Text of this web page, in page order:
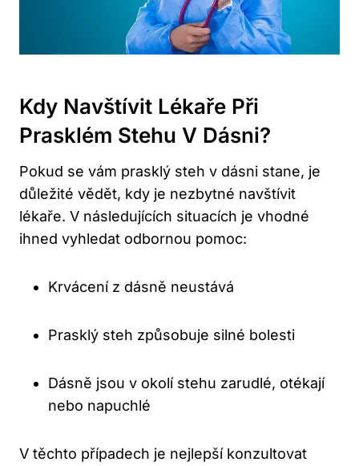
Kdy Navštívit Lékaře Při
Prasklém Stehu V Dásni?
Pokud se vám prasklý steh v dásni stane, je
důležité vědět, kdy je nezbytné navštívit
lékaře. V následujících situacích je vhodné
ihned vyhledat odbornou pomoc:
Krvácení z dásně neustává
Prasklý steh způsobuje silné bolesti
Dásně jsou v okolí stehu zarudlé, otékají
nebo napuchlé
V těchto případech je nejlepší konzultovat